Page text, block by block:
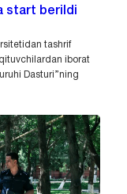
start berildi
tashrif
iborat
Dasturi”ning